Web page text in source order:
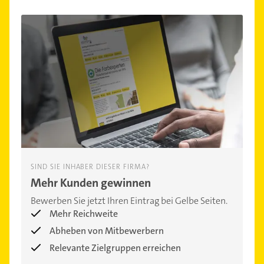
SIND SIE INHABER DIESER FIRMA?
Mehr Kunden gewinnen
Bewerben Sie jetzt Ihren Eintrag bei Gelbe Seiten.
Mehr Reichweite
Abheben von Mitbewerbern
Relevante Zielgruppen erreichen